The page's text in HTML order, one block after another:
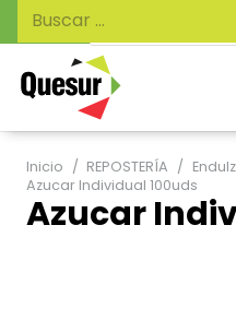
de
productos
Buscar:
Inicio / REPOSTERÍA /
Azucar Individual 100uds
Azucar